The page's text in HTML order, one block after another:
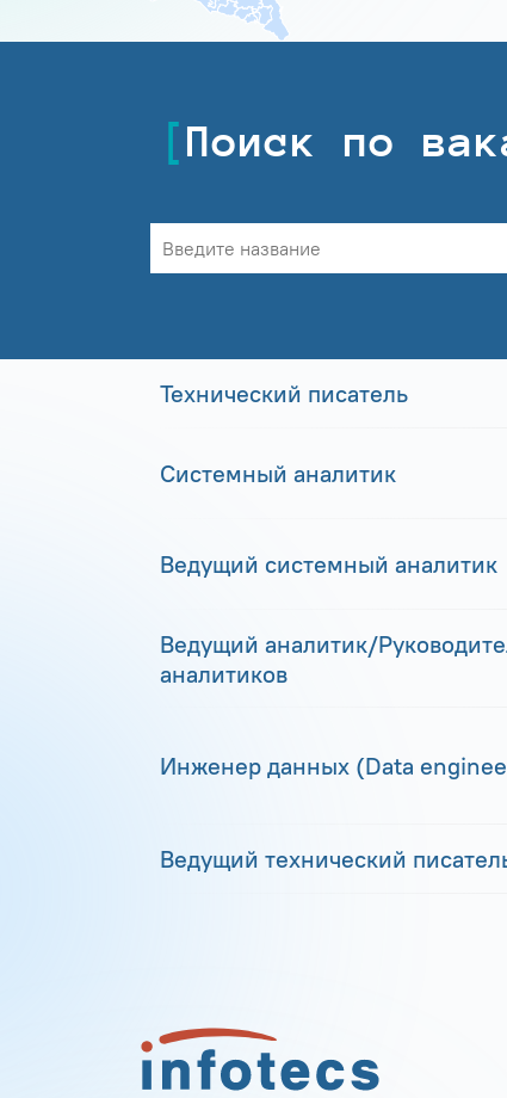
Поиск по
Технический писатель
Системный аналитик
Ведущий системный аналитик
Ведущий аналитик/
аналитиков
Инженер данных (Data
Ведущий технический